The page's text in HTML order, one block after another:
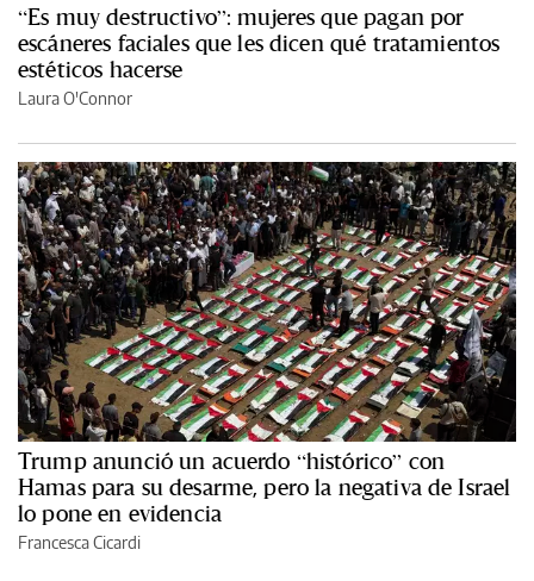
“Es muy destructivo”: mujeres que pagan por
escáneres faciales que les dicen qué tratamientos
estéticos hacerse
Laura O'Connor
Trump anunció un acuerdo “histórico” con
Hamas para su desarme, pero la negativa de Israel
lo pone en evidencia
Francesca Cicardi